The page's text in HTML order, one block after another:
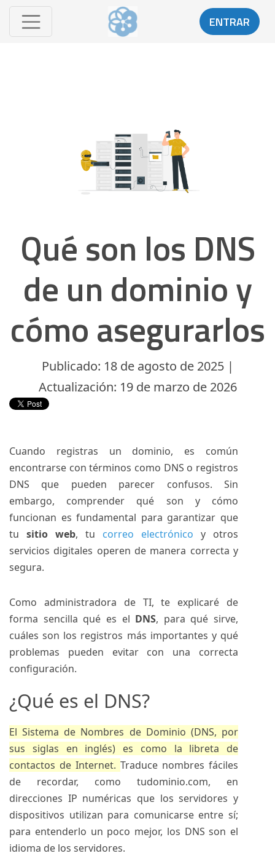
ENTRAR
Qué son los DNS
de un dominio y
cómo asegurarlos
Publicado: 18 de agosto de 2025 |
Actualización: 19 de marzo de 2026
Cuando registras un dominio, es común
encontrarse con términos como DNS o registros
DNS que pueden parecer confusos. Sin
embargo, comprender qué son y cómo
funcionan es fundamental para garantizar que
tu sitio web, tu correo electrónico y otros
servicios digitales operen de manera correcta y
segura.
Como administradora de TI, te explicaré de
forma sencilla qué es el DNS, para qué sirve,
cuáles son los registros más importantes y qué
problemas pueden evitar con una correcta
configuración.
¿Qué es el DNS?
El Sistema de Nombres de Dominio (DNS, por
sus siglas en inglés) es como la libreta de
contactos de Internet. Traduce nombres fáciles
de recordar, como tudominio.com, en
direcciones IP numéricas que los servidores y
dispositivos utilizan para comunicarse entre sí;
para entenderlo un poco mejor, los DNS son el
idioma de los servidores.